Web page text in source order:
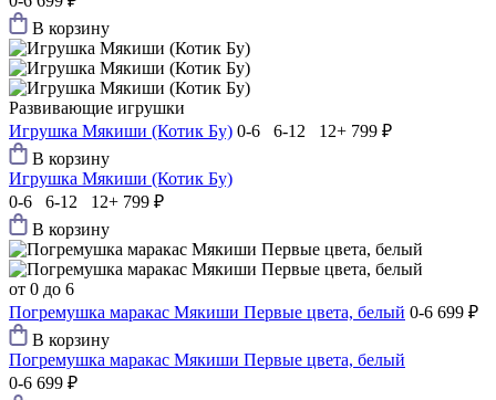
В корзину
Развивающие игрушки
Игрушка Мякиши (Котик Бу) 0-6 6-12 12+ 799 ₽
В корзину
Игрушка Мякиши (Котик Бу)
0-6 6-12 12+ 799 ₽
В корзину
от 0 до 6
Погремушка маракас Мякиши Первые цвета, белый 0-6 699 ₽
В корзину
Погремушка маракас Мякиши Первые цвета, белый
0-6 699 ₽